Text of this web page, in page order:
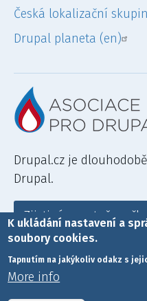
Česká lokalizační
Drupal planeta (en)
Drupal.cz je
Drupal.
Zjisti více a staň se
Drupal je registrovaná ochranná
K ukládání nastavení a
soubory cookies.
Tapnutím na jakýkoliv odakz s
More info